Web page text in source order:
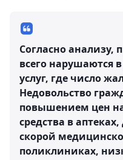
Согласно анализу,
всего нарушаются
услуг, где число
Недовольство
повышением цен
средства в
скорой
поликлиниках,